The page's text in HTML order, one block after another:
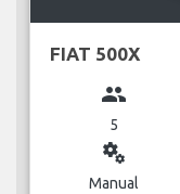
FIAT 500X
group
5
miscellaneous_services
Manual